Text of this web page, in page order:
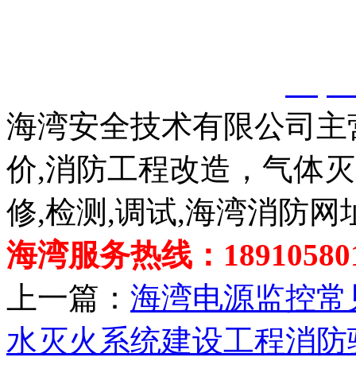
海湾安全技术有限公司
价,消防工程改造，气体
修,检测,调试,海湾消防网
海湾服务热线：
上一篇： 海湾电源监控
水灭火系统建设工程消